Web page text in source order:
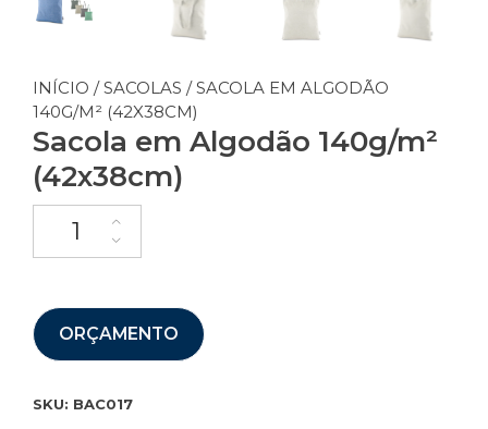
INÍCIO /SACOLAS / SACOLA EM ALGODÃO
140G/M² (42X38CM)
Sacola em Algodão 140g/m²
(42x38cm)
ORÇAMENTO
SKU: BAC017